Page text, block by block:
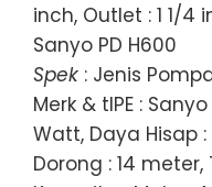
inch, Outlet : 1 1/4
Sanyo PD H600
Spek : Jenis
Merk & tIPE :
Watt, Daya Hisap
Dorong : 14